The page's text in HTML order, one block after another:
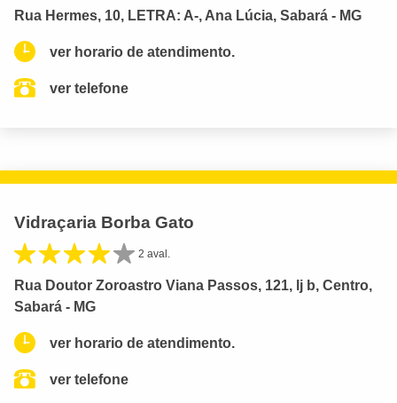
Rua Hermes, 10, LETRA: A-, Ana Lúcia, Sabará - MG
ver horario de atendimento.
ver telefone
Vidraçaria Borba Gato
2 aval.
Rua Doutor Zoroastro Viana Passos, 121, lj b, Centro,
Sabará - MG
ver horario de atendimento.
ver telefone